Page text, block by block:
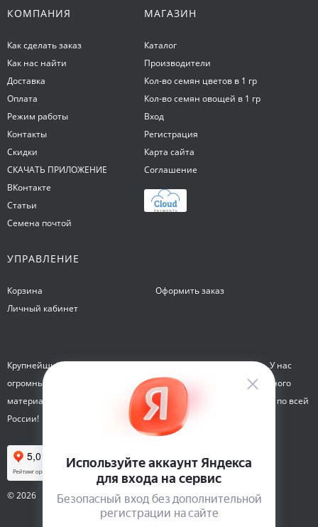
КОМПАНИЯ
Как сделать заказ
Как нас найти
Доставка
Оплата
Режим работы
Контакты
Скидки
СКАЧАТЬ ПРИЛОЖЕНИЕ
ВКонтакте
Статьи
Семена почтой
МАГАЗИН
Каталог
Производители
Кол-во семян цветов в 1 гр
Кол-во семян овощей в 1 гр
Вход
Регистрация
Карта сайта
Соглашение
УПРАВЛЕНИЕ
Корзина
Личный кабинет
Оформить заказ
Крупнейший интернет-магазин семян Семена на Яблочкова. У нас
огромный каталог семян, растений, луковиц цветов и посадочного
материала. Здесь вы можете купить семена почтой и курьером по всей
России!
© 2026